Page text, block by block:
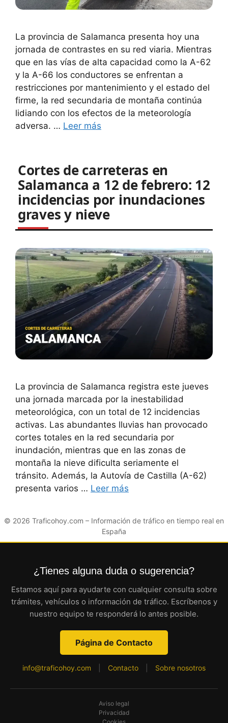
La provincia de Salamanca presenta hoy una
jornada de contrastes en su red viaria. Mientras
que en las vías de alta capacidad como la A-62
y la A-66 los conductores se enfrentan a
restricciones por mantenimiento y el estado del
firme, la red secundaria de montaña continúa
lidiando con los efectos de la meteorología
adversa. … Leer más
Cortes de carreteras en
Salamanca a 12 de febrero: 12
incidencias por inundaciones
graves y nieve
La provincia de Salamanca registra este jueves
una jornada marcada por la inestabilidad
meteorológica, con un total de 12 incidencias
activas. Las abundantes lluvias han provocado
cortes totales en la red secundaria por
inundación, mientras que en las zonas de
montaña la nieve dificulta seriamente el
tránsito. Además, la Autovía de Castilla (A-62)
presenta varios … Leer más
© 2026 Traficohoy.com – Información de tráfico en tiempo real en
España
¿Tienes alguna duda o sugerencia?
Estamos aquí para ayudarte con cualquier consulta sobre
trámites, vehículos o información de tráfico. Escríbenos y
nuestro equipo te responderá lo antes posible.
Página de Contacto
info@traficohoy.com Contacto Sobre nosotros
Aviso legal
Privacidad